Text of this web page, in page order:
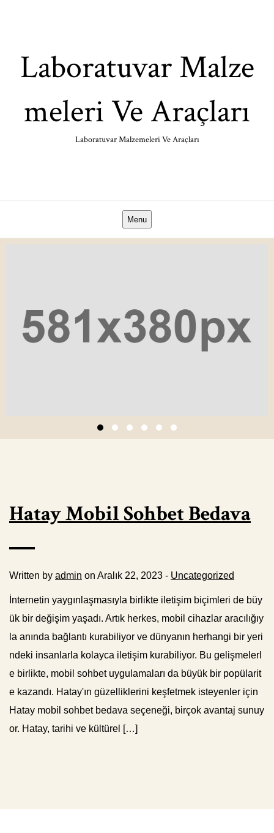
Laboratuvar Malze
meleri Ve Araçları
Laboratuvar Malzemeleri Ve Araçları
Menu
Hatay Mobil Sohbet Bedava
Written by admin on Aralık 22, 2023 - Uncategorized
İnternetin yaygınlaşmasıyla birlikte iletişim biçimleri de büy
ük bir değişim yaşadı. Artık herkes, mobil cihazlar aracılığıy
la anında bağlantı kurabiliyor ve dünyanın herhangi bir yeri
ndeki insanlarla kolayca iletişim kurabiliyor. Bu gelişmelerl
e birlikte, mobil sohbet uygulamaları da büyük bir popülarit
e kazandı. Hatay'ın güzelliklerini keşfetmek isteyenler için
Hatay mobil sohbet bedava seçeneği, birçok avantaj sunuy
or. Hatay, tarihi ve kültürel […]